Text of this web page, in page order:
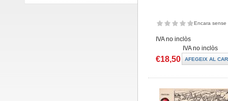
Encara sense
IVA no inclòs
IVA no inclòs
€18,50